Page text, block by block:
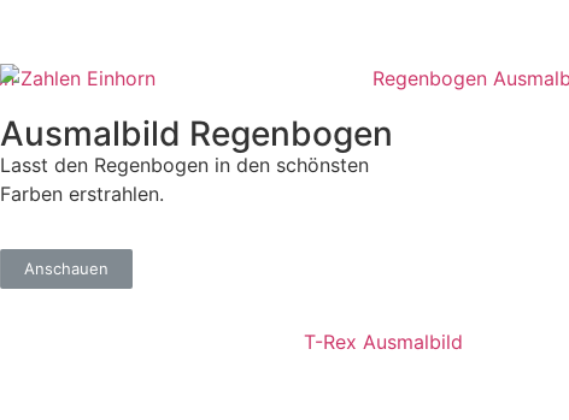
Ausmalbild Regenbogen
Lasst den Regenbogen in den schönsten
Farben erstrahlen.
Anschauen